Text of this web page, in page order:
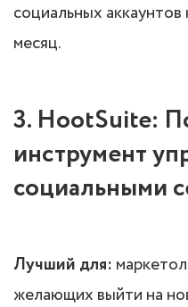
социальных
месяц.
3. HootSuite:
инструмент
социальными
Лучший для:
желающих выйти на